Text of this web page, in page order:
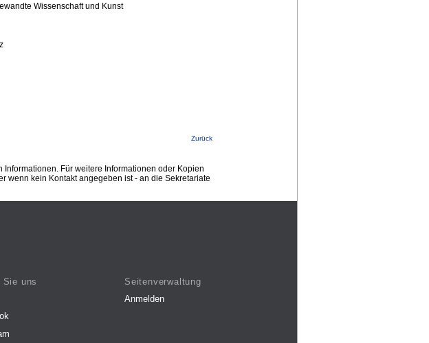
Wissenschaft und Kunst
Zurück
Für weitere Informationen oder Kopien
wenn kein Kontakt angegeben ist - an die Sekretariate
Sie uns
Seitenverwaltung
Anmelden